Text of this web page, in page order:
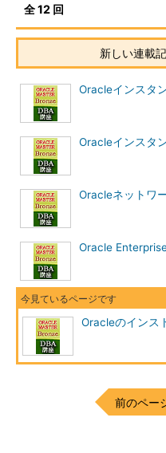
■解説
1つのOracleソフトウェア
ORACLE_HOMEを指定して
異なるバージョンのOracle
る場合、ORACLE_BASEを
アを包括するベースディレ
す。ベースとなるディレクト
ることで、複数のOracleの
易になります。
よって、設定する環境変数
DBCAで設定できる項目
■例題4
Database Configuration
ースを作成する際、設定でき
a．初期化パラメー
全 12 回
新しい連載
Oracleインスタ
Oracleインスタ
Oracleネットワ
Oracle
Oracleのインス
前のペー